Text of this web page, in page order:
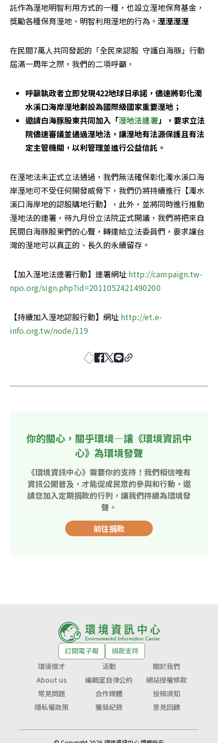
託作為溼地明智利用方式的一種，也設立溼地保育基金，
獎勵各種保育溼地、明智利用溼地的行為。 溼溼溼溼
在民間7萬人共同發起的「全民來認股  守護白海豚」行動
屆滿一周年之際，我們的二項呼籲，
呼籲執政者立即兌現422地球日承諾，儘速將彰化濁
水溪口海岸溼地劃設為國際級國家重要溼地；
邀請白海豚股東共同加入「溼地法連署」，要求立法
院儘速審議並通過溼地法，讓溼地有法源保護且有法
定主管機關，以利管理並進行公益信託。
在溼地法未正式立法通過，我們無法確保彰化濁水溪口海
岸溼地可不受任何開發威脅下，我們仍將持續進行【濁水
溪口海岸地的認股購地行動】，此外，並將同時進行推動
溼地法的連署，待九月份立法院正式開議，我們將把來自
民間白海豚股東們的心聲，轉達給立法委員們，要求讓台
灣的溼地可以真正的、長久的永續留存。
【加入溼地法連署行動】連署網址 http://campaign.tw-
npo.org/sign.php?id=2011052421490200
【持續加入溼地認股行動】網址 http://et.e-
info.org.tw/node/119
你的關心，關乎環境—讓《環境資訊中
心》為環境發聲
《環境資訊中心》需要你的支持！我們相信唯有
資訊公開普及，才能促成民眾的參與和行動，邀
請您加入定期捐款的行列，讓我們持續為環境發
聲。
前往捐款
訂閱電子報
捐款支持
環境徵才
活動
關於我們
About us
編輯室自律公約
網站授權條款
常見問題
合作媒體
投稿須知
隱私權政策
獲獎紀錄 意見回饋